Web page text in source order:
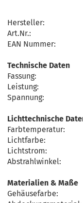
Hersteller:
Art.Nr.:
EAN Nummer:
Technische Daten
Fassung:
Leistung:
Spannung:
Lichttechnische
Farbtemperatur:
Lichtfarbe:
Lichtstrom:
Abstrahlwinkel:
Materialien & Maße
Gehäusefarbe: